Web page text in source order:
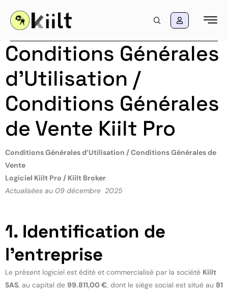
Conditions Générales
d’Utilisation /
Conditions Générales
de Vente Kiilt Pro
Conditions Générales d’Utilisation / Conditions Générales de
Vente
Logiciel Kiilt Pro / Kiilt Broker
Actualisées au 09 décembre 2025
1. Identification de
l’entreprise
Le présent logiciel est édité et commercialisé par la société Kiilt
SAS, au capital de 99.811,00 €, dont le siège social est situé au 81